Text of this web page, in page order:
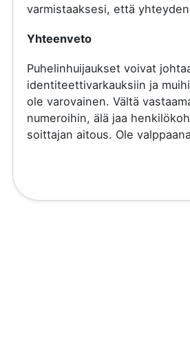
varmistaaksesi, että
Yhteenveto
Puhelinhuijaukset voivat
identiteettivarkauksiin ja
ole varovainen. Vältä
numeroihin, älä jaa
soittajan aitous. Ole